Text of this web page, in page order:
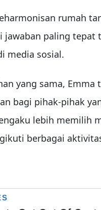
rumah
jawaban paling tepat
media sosial.
yang sama,
bagi pihak-pihak
lebih memilih
berbagai